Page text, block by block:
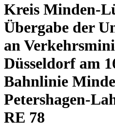
Kreis Minden-
Übergabe der
an
Düsseldorf am
Bahnlinie
Petershagen-
RE 78